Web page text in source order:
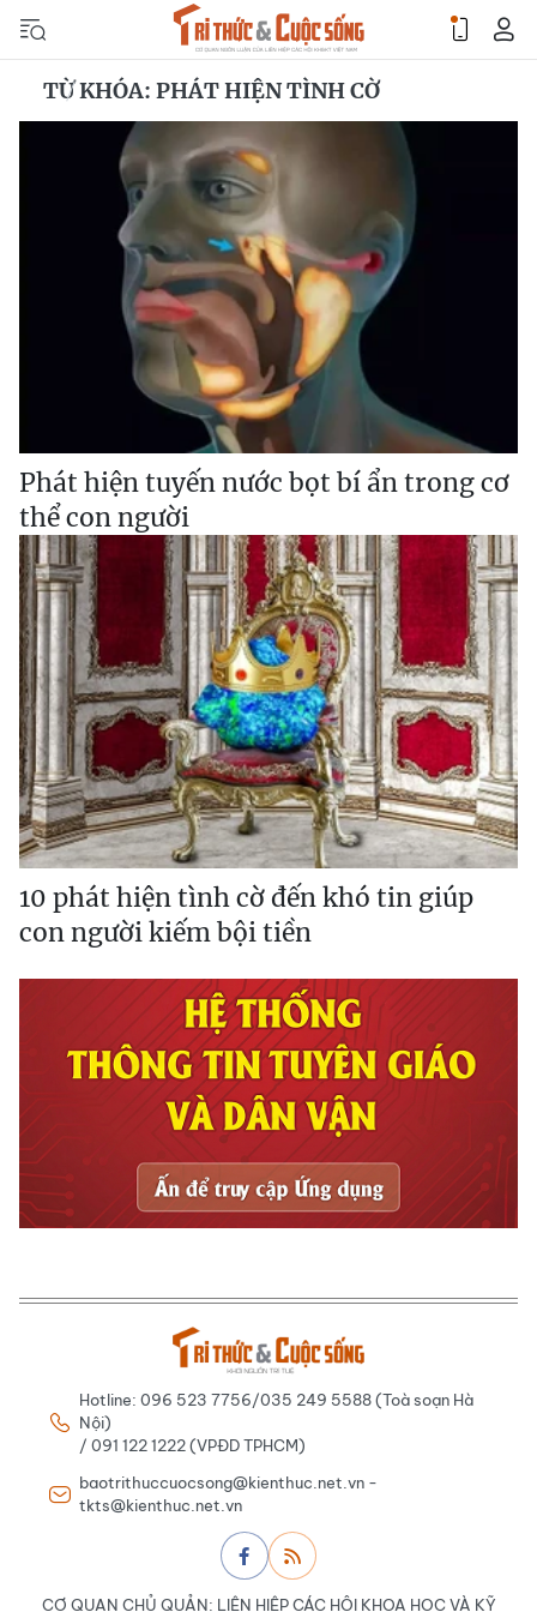
TỪ KHÓA: PHÁT HIỆN TÌNH CỜ
Phát hiện tuyến nước bọt bí ẩn trong cơ
thể con người
10 phát hiện tình cờ đến khó tin giúp
con người kiếm bội tiền
Hotline: 096 523 7756/035 249 5588 (Toà soạn Hà
Nội)
/ 091 122 1222 (VPĐD TPHCM)
baotrithuccuocsong@kienthuc.net.vn -
tkts@kienthuc.net.vn
CƠ QUAN CHỦ QUẢN: LIÊN HIỆP CÁC HỘI KHOA HỌC VÀ KỸ